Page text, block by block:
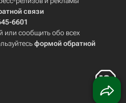
связи
6601
или сообщить обо всех
формой обратной